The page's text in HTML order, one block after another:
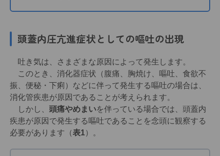
頭蓋内圧亢進症状としての嘔吐の出現
吐き気は、さまざまな原因によって発生します。
このとき、消化器症状（腹痛、胸焼け、嘔吐、食欲不
振、便秘・下痢）などに伴って発生する嘔吐の場合は、
消化管疾患が原因であることが考えられます。
しかし、 頭痛やめまいを伴っている場合では、頭蓋内
疾患が原因で発生する嘔吐であることを念頭に観察する
必要があります（表1）。